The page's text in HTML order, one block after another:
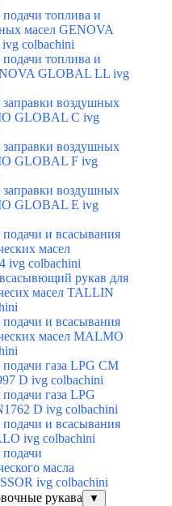
подачи топлива и
масел GENOVA
colbachini
подачи топлива и
GLOBAL LL ivg
заправки воздушных
GLOBAL C ivg
заправки воздушных
GLOBAL F ivg
заправки воздушных
GLOBAL E ivg
подачи и всасывания
масел
ivg colbachini
рукав для
масел TALLIN
подачи и всасывания
масел MALMO
подачи газа LPG CM
D ivg colbachini
газа LPG
D ivg colbachini
подачи и всасывания
ivg colbachini
подачи
масла
ivg colbachini
рукава
▼